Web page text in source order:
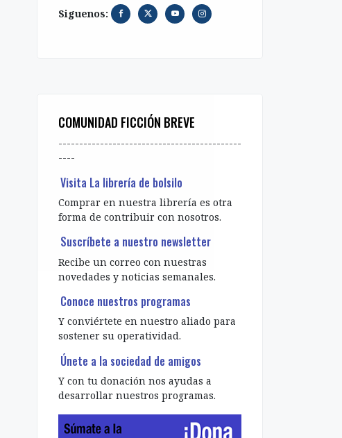
Siguenos:
COMUNIDAD FICCIÓN BREVE
--------------------------------------------
----
Visita La librería de bolsilo
Comprar en nuestra librería es otra
forma de contribuir con nosotros.
Suscríbete a nuestro newsletter
Recibe un correo con nuestras
novedades y noticias semanales.
Conoce nuestros programas
Y conviértete en nuestro aliado para
sostener su operatividad.
Únete a la sociedad de amigos
Y con tu donación nos ayudas a
desarrollar nuestros programas.